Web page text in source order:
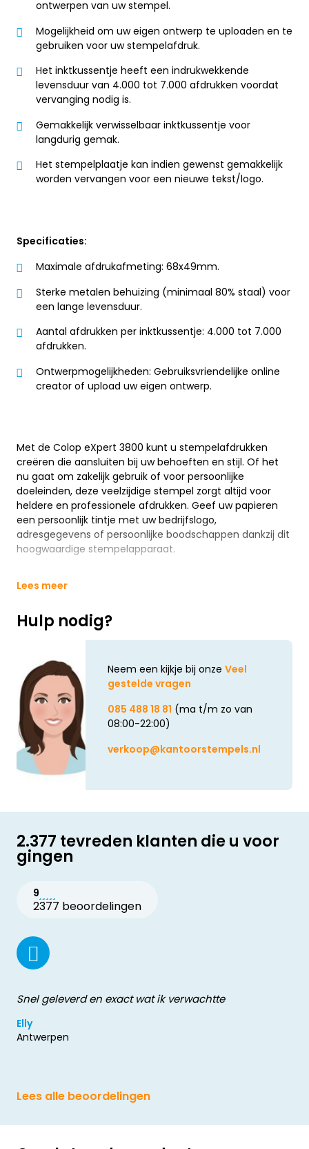
ontwerpen van uw stempel.
Mogelijkheid om uw eigen ontwerp te uploaden en te
gebruiken voor uw stempelafdruk.
Het inktkussentje heeft een indrukwekkende
levensduur van 4.000 tot 7.000 afdrukken voordat
vervanging nodig is.
Gemakkelijk verwisselbaar inktkussentje voor
langdurig gemak.
Het stempelplaatje kan indien gewenst gemakkelijk
worden vervangen voor een nieuwe tekst/logo.
Specificaties:
Maximale afdrukafmeting: 68x49mm.
Sterke metalen behuizing (minimaal 80% staal) voor
een lange levensduur.
Aantal afdrukken per inktkussentje: 4.000 tot 7.000
afdrukken.
Ontwerpmogelijkheden: Gebruiksvriendelijke online
creator of upload uw eigen ontwerp.
Met de Colop eXpert 3800 kunt u stempelafdrukken
creëren die aansluiten bij uw behoeften en stijl. Of het
nu gaat om zakelijk gebruik of voor persoonlijke
doeleinden, deze veelzijdige stempel zorgt altijd voor
heldere en professionele afdrukken. Geef uw papieren
een persoonlijk tintje met uw bedrijfslogo,
adresgegevens of persoonlijke boodschappen dankzij dit
hoogwaardige stempelapparaat.
Lees meer
Hulp nodig?
Neem een kijkje bij onze Veel
gestelde vragen
085 488 18 81 (ma t/m zo van
08:00-22:00)
verkoop@kantoorstempels.nl
2.377 tevreden klanten die u voor
gingen
9
2377 beoordelingen
Snel geleverd en exact wat ik verwachtte
Elly
Antwerpen
Lees alle beoordelingen